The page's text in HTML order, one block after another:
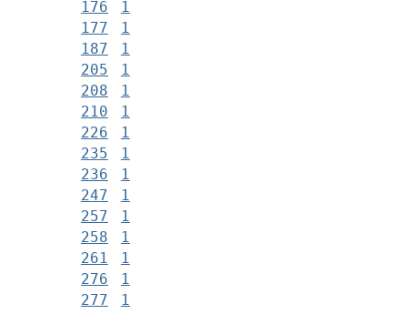
176
1
177
1
187
1
205
1
208
1
210
1
226
1
235
1
236
1
247
1
257
1
258
1
261
1
276
1
277
1